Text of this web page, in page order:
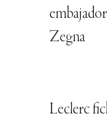
Zegna
Leclerc